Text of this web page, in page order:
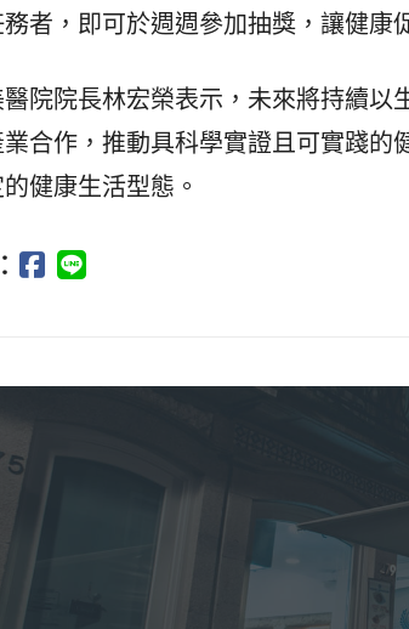
者，即可於週週參加抽獎，讓健康
院院長林宏榮表示，未來將持續以
合作，推動具科學實證且可實踐的
健康生活型態。